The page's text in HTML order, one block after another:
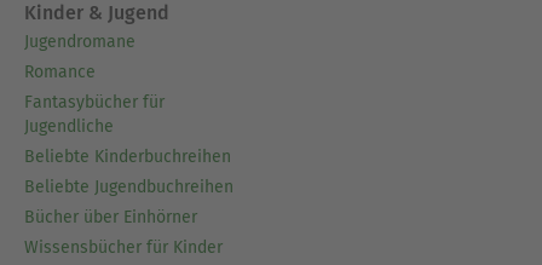
Kinder & Jugend
Jugendromane
Romance
Fantasybücher für
Jugendliche
Beliebte Kinderbuchreihen
Beliebte Jugendbuchreihen
Bücher über Einhörner
Wissensbücher für Kinder